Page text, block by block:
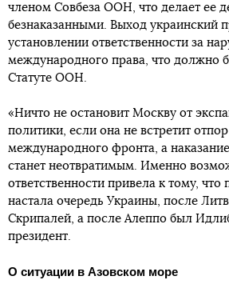
членом Совбеза ООН, что делает ее
безнаказанными. Выход украинский
установлении ответственности за
международного права, что должно
Статуте ООН.
«Ничто не остановит Москву от
политики, если она не встретит
международного фронта, а
станет неотвратимым. Именно
ответственности привела к тому, что
настала очередь Украины, после
Скрипалей, а после Алеппо был
президент.
О ситуации в Азовском море